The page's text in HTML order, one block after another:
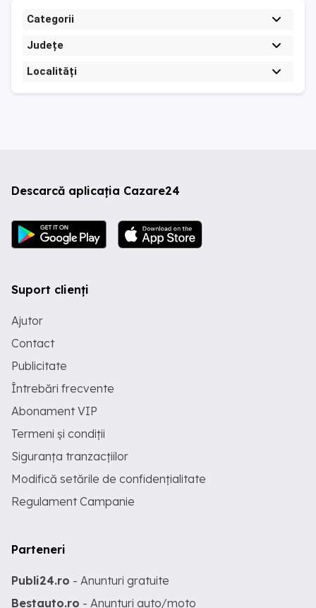
Categorii
Județe
Localități
Descarcă aplicația Cazare24
Suport clienți
Ajutor
Contact
Publicitate
Întrebări frecvente
Abonament VIP
Termeni și condiții
Siguranța tranzacțiilor
Modifică setările de confidențialitate
Regulament Campanie
Parteneri
Publi24.ro - Anunturi gratuite
Bestauto.ro - Anunturi auto/moto